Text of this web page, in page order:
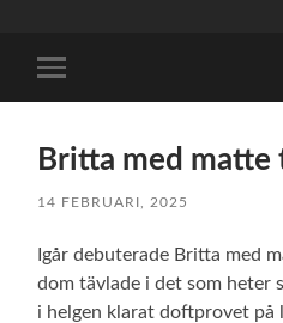
på/av
Britta med
14 FEBRUARI, 2025
Igår debuterade Britta med
dom tävlade i det som heter
i helgen klarat doftprovet på